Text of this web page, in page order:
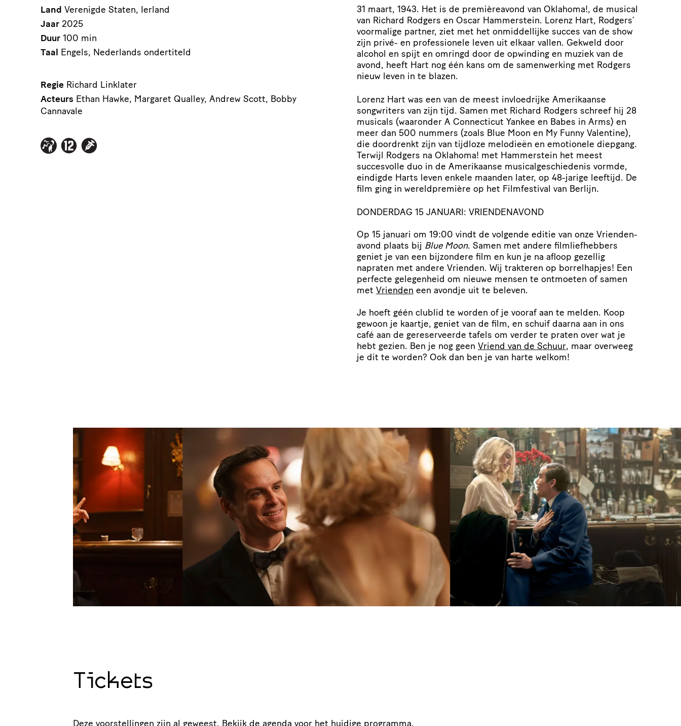
31 maart, 1943. Het is de premièreavond van Oklahoma!, de musical
van Richard Rodgers en Oscar Hammerstein. Lorenz Hart, Rodgers’
voormalige partner, ziet met het onmiddellijke succes van de show
zijn privé- en professionele leven uit elkaar vallen. Gekweld door
alcohol en spijt en omringd door de opwinding en muziek van de
avond, heeft Hart nog één kans om de samenwerking met Rodgers
nieuw leven in te blazen.
Lorenz Hart was een van de meest invloedrijke Amerikaanse
songwriters van zijn tijd. Samen met Richard Rodgers schreef hij 28
musicals (waaronder A Connecticut Yankee en Babes in Arms) en
meer dan 500 nummers (zoals Blue Moon en My Funny Valentine),
die doordrenkt zijn van tijdloze melodieën en emotionele diepgang.
Terwijl Rodgers na Oklahoma! met Hammerstein het meest
succesvolle duo in de Amerikaanse musicalgeschiedenis vormde,
eindigde Harts leven enkele maanden later, op 48-jarige leeftijd. De
film ging in wereldpremière op het Filmfestival van Berlijn.
DONDERDAG 15 JANUARI: VRIENDENAVOND
Op 15 januari om 19:00 vindt de volgende editie van onze Vrien­den­
avond plaats bij Blue Moon. Samen met andere film­lief­heb­bers
geniet je van een bijzondere film en kun je na afloop gezellig
napraten met andere Vrienden. Wij trakteren op borrelhapjes! Een
perfecte gelegenheid om nieuwe mensen te ontmoeten of samen
met Vrienden een avondje uit te beleven.
Je hoeft géén clublid te worden of je vooraf aan te melden. Koop
gewoon je kaartje, geniet van de film, en schuif daarna aan in ons
café aan de gere­ser­veerde tafels om verder te praten over wat je
hebt gezien. Ben je nog geen Vriend van de Schuur, maar overweeg
je dit te worden? Ook dan ben je van harte welkom!
Land Verenigde Staten, Ierland
Jaar 2025
Duur 100 min
Taal Engels, Nederlands ondertiteld
Regie Richard Linklater
Acteurs Ethan Hawke, Margaret Qualley, Andrew Scott, Bobby
Cannavale
Tickets
Deze voorstellingen zijn al geweest. Bekijk de agenda voor het huidige programma.